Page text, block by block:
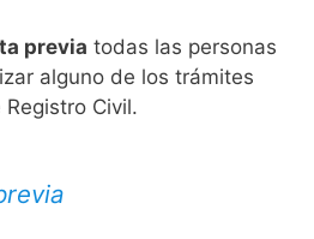
previa todas las personas
alguno de los trámites
Civil.​